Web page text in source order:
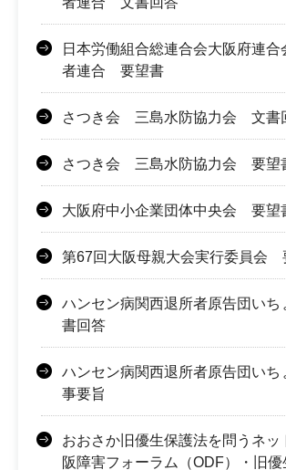
日本労働組合総連合会大阪府連
者連合 要望書
さつき会 三島水防協力会 文書
さつき会 三島水防協力会 要望
大阪府中小企業団体中央会 要望
第67回大阪母親大会実行委員会
ハンセン病関西退所者原告団い
書回答
ハンセン病関西退所者原告団い
事要旨
おおさか旧優生保護法を問うネッ
阪障害フォーラム（ODF）・旧